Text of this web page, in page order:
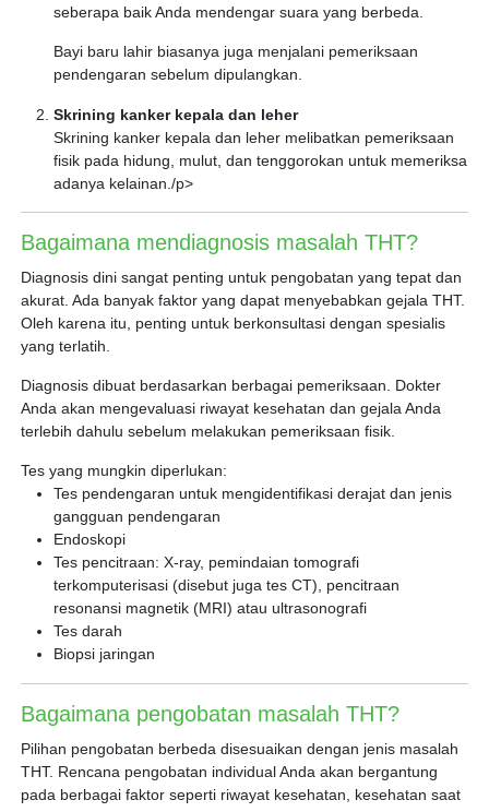
seberapa baik Anda mendengar suara yang berbeda.
Bayi baru lahir biasanya juga menjalani pemeriksaan
pendengaran sebelum dipulangkan.
Skrining kanker kepala dan leher
Skrining kanker kepala dan leher melibatkan pemeriksaan
fisik pada hidung, mulut, dan tenggorokan untuk memeriksa
adanya kelainan./p>
Bagaimana mendiagnosis masalah THT?
Diagnosis dini sangat penting untuk pengobatan yang tepat dan
akurat. Ada banyak faktor yang dapat menyebabkan gejala THT.
Oleh karena itu, penting untuk berkonsultasi dengan spesialis
yang terlatih.
Diagnosis dibuat berdasarkan berbagai pemeriksaan. Dokter
Anda akan mengevaluasi riwayat kesehatan dan gejala Anda
terlebih dahulu sebelum melakukan pemeriksaan fisik.
Tes yang mungkin diperlukan:
Tes pendengaran untuk mengidentifikasi derajat dan jenis
gangguan pendengaran
Endoskopi
Tes pencitraan: X-ray, pemindaian tomografi
terkomputerisasi (disebut juga tes CT), pencitraan
resonansi magnetik (MRI) atau ultrasonografi
Tes darah
Biopsi jaringan
Bagaimana pengobatan masalah THT?
Pilihan pengobatan berbeda disesuaikan dengan jenis masalah
THT. Rencana pengobatan individual Anda akan bergantung
pada berbagai faktor seperti riwayat kesehatan, kesehatan saat